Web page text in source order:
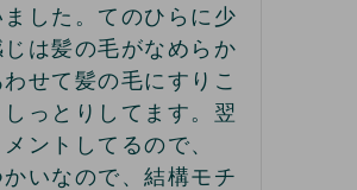
した。てのひらに少
は髪の毛がなめらか
せて髪の毛にすりこ
っとりしてます。翌
ントしてるので、
いなので、結構モチ